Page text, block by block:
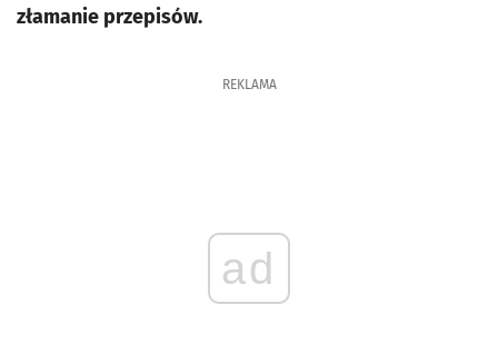
złamanie przepisów.
REKLAMA
ad